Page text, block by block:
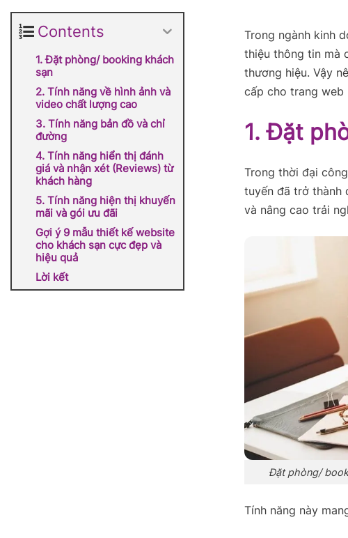
Contents
1. Đặt phòng/ booking khách
sạn
2. Tính năng về hình ảnh và
video chất lượng cao
3. Tính năng bản đồ và chỉ
đường
4. Tính năng hiển thị đánh
giá và nhận xét (Reviews) từ
khách hàng
5. Tính năng hiện thị khuyến
mãi và gói ưu đãi
Gợi ý 9 mẫu thiết kế website
cho khách sạn cực đẹp và
hiệu quả
Lời kết
Trong ngành kinh
thiệu thông tin mà
thương hiệu. Vậy
cấp cho trang web
1. Đặt
Trong thời đại
tuyến đã trở thành
và nâng cao trải
Đặt phòng/
Tính năng này